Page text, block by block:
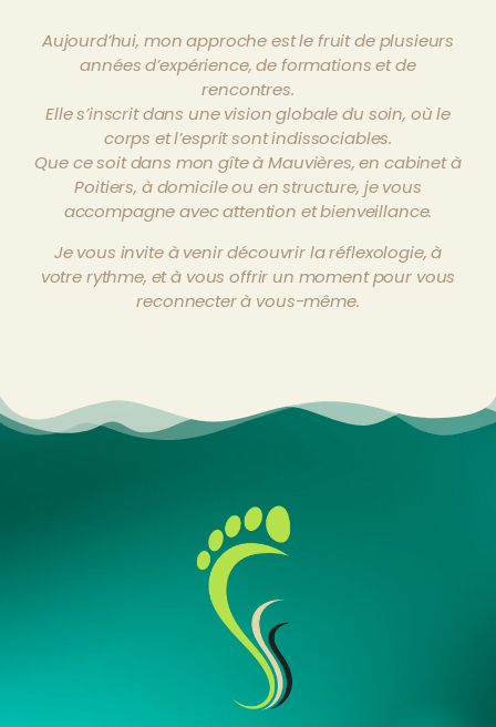
Aujourd’hui, mon approche est le fruit de plusieurs
années d’expérience, de formations et de
rencontres.
Elle s’inscrit dans une vision globale du soin, où le
corps et l’esprit sont indissociables.
Que ce soit dans mon gîte à Mauvières, en cabinet à
Poitiers, à domicile ou en structure, je vous
accompagne avec attention et bienveillance.
Je vous invite à venir découvrir la réflexologie, à
votre rythme, et à vous offrir un moment pour vous
reconnecter à vous-même.